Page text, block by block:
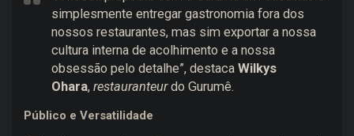
simplesmente entregar gastronomia fora dos
nossos restaurantes, mas sim exportar a nossa
cultura interna de acolhimento e a nossa
obsessão pelo detalhe”, destaca Wilkys
Ohara, restauranteurdo Gurumê.
Público e Versatilidade